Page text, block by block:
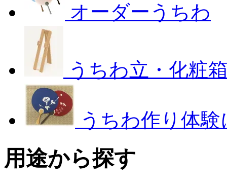
オーダーうちわ
うちわ立・化粧
うちわ作り体
用途から探す